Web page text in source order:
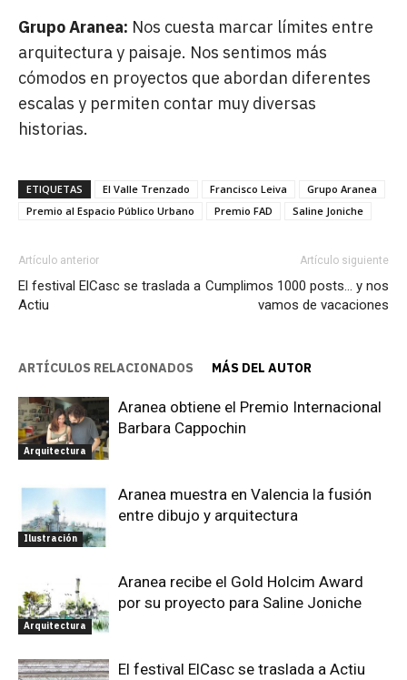
Grupo Aranea: Nos cuesta marcar límites entre
arquitectura y paisaje. Nos sentimos más
cómodos en proyectos que abordan diferentes
escalas y permiten contar muy diversas
historias.
ETIQUETAS El Valle Trenzado Francisco Leiva
Grupo Aranea
Premio al Espacio Público Urbano
Premio FAD Saline Joniche
Artículo anterior
El festival ElCasc se traslada a
Actiu
Artículo siguiente
Cumplimos 1000 posts… y nos
vamos de vacaciones
ARTÍCULOS RELACIONADOS MÁS DEL AUTOR
Arquitectura
Aranea obtiene el Premio Internacional
Barbara Cappochin
Ilustración
Aranea muestra en Valencia la fusión
entre dibujo y arquitectura
Arquitectura
Aranea recibe el Gold Holcim Award
por su proyecto para Saline Joniche
El festival ElCasc se traslada a Actiu